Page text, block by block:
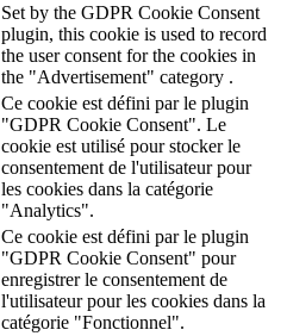
Set by the GDPR Cookie Consent
plugin, this cookie is used to record
the user consent for the cookies in
the "Advertisement" category .
Ce cookie est défini par le plugin
"GDPR Cookie Consent". Le
cookie est utilisé pour stocker le
consentement de l'utilisateur pour
les cookies dans la catégorie
"Analytics".
Ce cookie est défini par le plugin
"GDPR Cookie Consent" pour
enregistrer le consentement de
l'utilisateur pour les cookies dans la
catégorie "Fonctionnel".